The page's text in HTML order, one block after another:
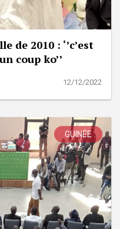
de 2010 : ‘’c’est
coup ko’’
12/12/2022
GUINÉE